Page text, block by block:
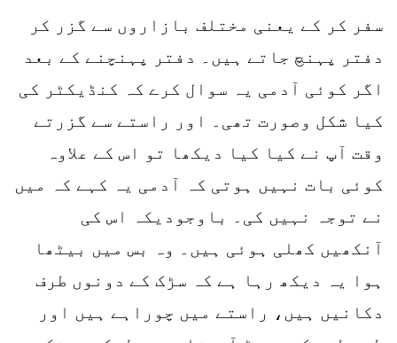
سفر کر کے یعنی مختلف بازاروں سے گزر کر
دفتر پہنچ جاتے ہیں۔ دفتر پہنچنے کے بعد
اگر کوئی آدمی یہ سوال کرے کہ کنڈیکٹر کی
کیا شکل وصورت تھی۔ اور راستے سے گزرتے
وقت آپ نے کیا کیا دیکھا تو اس کے علاوہ
کوئی بات نہیں ہوتی کہ آدمی یہ کہے کہ میں
نے توجہ نہیں کی۔ باوجودیکہ اس کی
آنکھیں کھلی ہوئی ہیں۔ وہ بس میں بیٹھا
ہوا یہ دیکھ رہا ہے کہ سڑک کے دونوں طرف
دکانیں ہیں، راستے میں چوراہے ہیں اور